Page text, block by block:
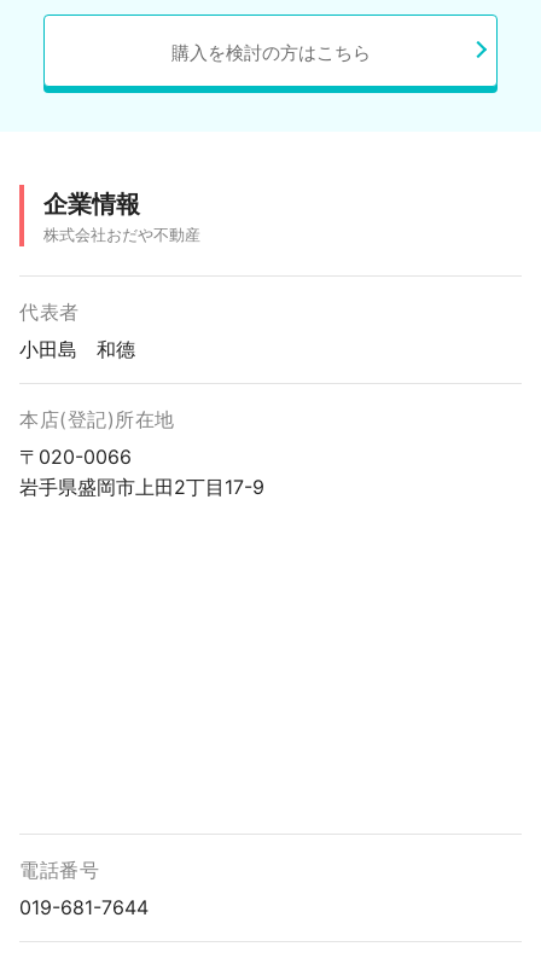
購入を検討の方はこちら
企業情報
株式会社おだや不動産
代表者
小田島 和德
本店(登記)所在地
〒020-0066
岩手県盛岡市上田2丁目17-9
電話番号
019-681-7644